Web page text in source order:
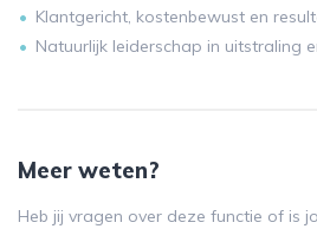
Klantgericht, kostenbewust en
Natuurlijk leiderschap in uitstraling
Meer weten?
Heb jij vragen over deze functie of is